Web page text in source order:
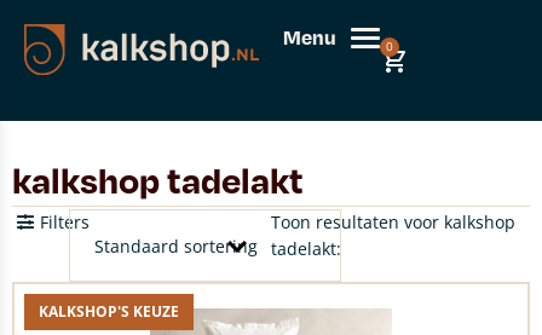
Menu 0
kalkshop tadelakt
Toon resultaten voor kalkshop
tadelakt:
Filters
KALKSHOP'S KEUZE